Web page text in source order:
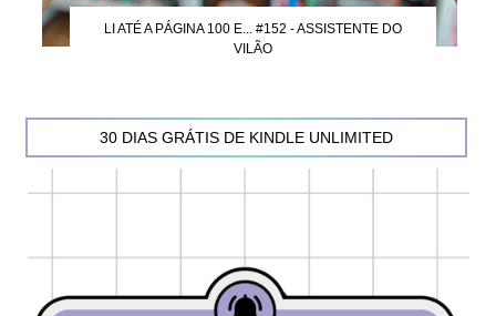
LI ATÉ A PÁGINA 100 E... #152 - ASSISTENTE DO
VILÃO
30 DIAS GRÁTIS DE KINDLE UNLIMITED